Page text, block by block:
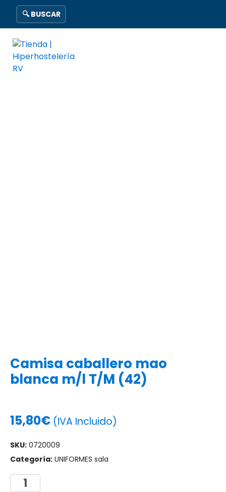
🔍 BUSCAR
Camisa caballero mao
blanca m/l T/M (42)
15,80€ (IVA Incluido)
SKU: 0720009
Categoría: UNIFORMES sala